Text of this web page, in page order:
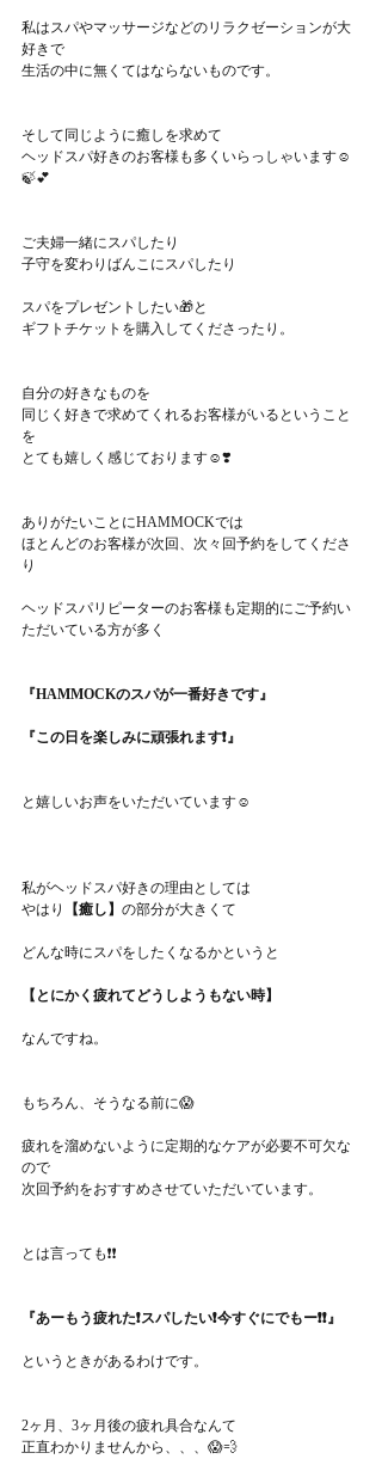
私はスパやマッサージなどのリラクゼーションが大
好きで
生活の中に無くてはならないものです。
そして同じように癒しを求めて
ヘッドスパ好きのお客様も多くいらっしゃいます☺️
🍃💕
ご夫婦一緒にスパしたり
子守を変わりばんこにスパしたり
スパをプレゼントしたい🎁と
ギフトチケットを購入してくださったり。
自分の好きなものを
同じく好きで求めてくれるお客様がいるということ
を
とても嬉しく感じております☺️❣️
ありがたいことにHAMMOCKでは
ほとんどのお客様が次回、次々回予約をしてくださ
り
ヘッドスパリピーターのお客様も定期的にご予約い
ただいている方が多く
『HAMMOCKのスパが一番好きです』
『この日を楽しみに頑張れます❗️』
と嬉しいお声をいただいています☺️
私がヘッドスパ好きの理由としては
やはり
【癒し】 の部分が大きくて
どんな時にスパをしたくなるかというと
【とにかく疲れてどうしようもない時】
なんですね。
もちろん、そうなる前に😱
疲れを溜めないように定期的なケアが必要不可欠な
ので
次回予約をおすすめさせていただいています。
とは言っても❗❗️
『あーもう疲れた❗️スパしたい❗️今すぐにでもー❗️❗️』
というときがあるわけです。
2ヶ月、3ヶ月後の疲れ具合なんて
正直わかりませんから、、、😱💨